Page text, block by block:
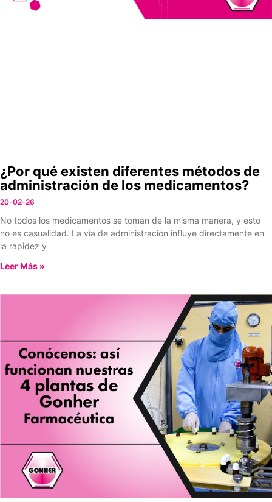
¿Por qué existen diferentes métodos de
administración de los medicamentos?
20-02-26
No todos los medicamentos se toman de la misma manera, y esto
no es casualidad. La vía de administración influye directamente en
la rapidez y
Leer Más »